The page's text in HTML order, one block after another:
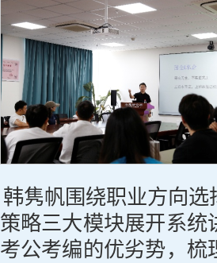
隽帆围绕职业方向
略三大模块展开系统
公考编的优劣势，梳